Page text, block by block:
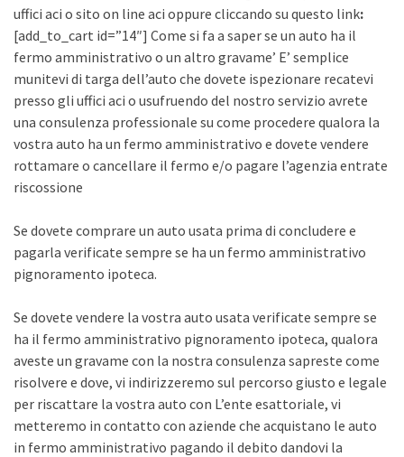
uffici aci o sito on line aci oppure cliccando su questo link:
[add_to_cart id=”14″] Come si fa a saper se un auto ha il
fermo amministrativo o un altro gravame’ E’ semplice
munitevi di targa dell’auto che dovete ispezionare recatevi
presso gli uffici aci o usufruendo del nostro servizio avrete
una consulenza professionale su come procedere qualora la
vostra auto ha un fermo amministrativo e dovete vendere
rottamare o cancellare il fermo e/o pagare l’agenzia entrate
riscossione
Se dovete comprare un auto usata prima di concludere e
pagarla verificate sempre se ha un fermo amministrativo
pignoramento ipoteca.
Se dovete vendere la vostra auto usata verificate sempre se
ha il fermo amministrativo pignoramento ipoteca, qualora
aveste un gravame con la nostra consulenza sapreste come
risolvere e dove, vi indirizzeremo sul percorso giusto e legale
per riscattare la vostra auto con L’ente esattoriale, vi
metteremo in contatto con aziende che acquistano le auto
in fermo amministrativo pagando il debito dandovi la